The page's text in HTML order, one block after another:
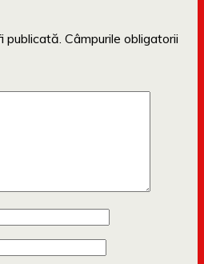
publicată. Câmpurile obligatorii